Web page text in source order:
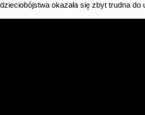
okazała się zbyt trudna do